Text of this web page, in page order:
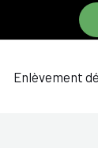
Enlèvement